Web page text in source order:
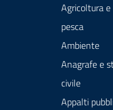
Agricoltura e
pesca
Ambiente
Anagrafe e
civile
Appalti